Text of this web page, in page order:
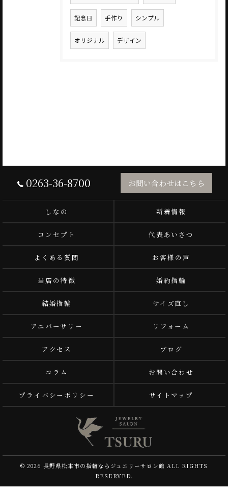
記念日 手作り シンプル
オリジナル デザイン
0263-36-8700 お問い合わせはこちら
しなの 新着情報
コンセプト 代表あいさつ
よくある質問 お客様の声
当店の特徴 婚約指輪
結婚指輪 サイズ直し
アニバーサリー リフォーム
アクセス ブログ
コラム お問い合わせ
プライバシーポリシー サイトマップ
© 2026 長野県松本市の指輪ならジュエリーサロン鶴 ALL RIGHTS
RESERVED.